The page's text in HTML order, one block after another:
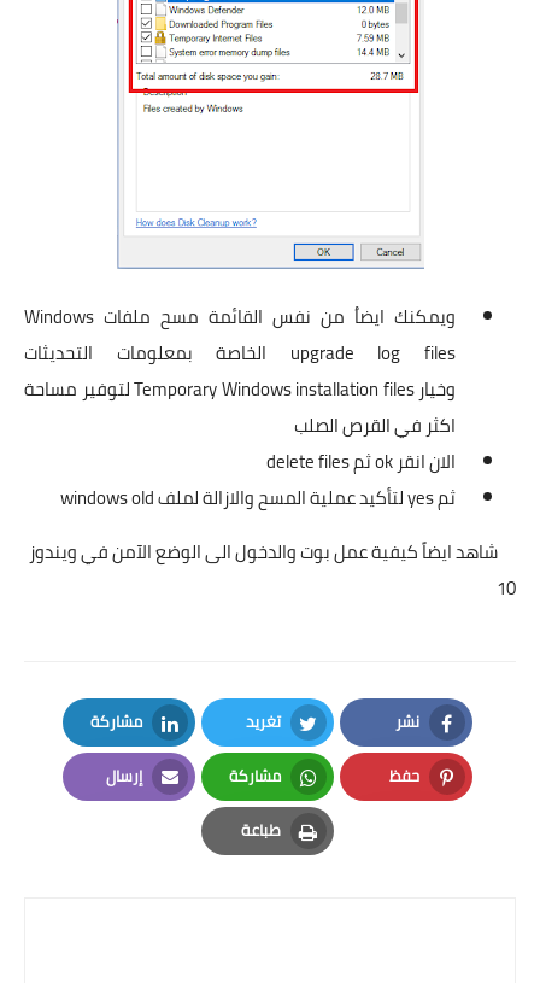
ويمكنك ايضاُ من نفس القائمة مسح ملفات Windows
upgrade log files الخاصة بمعلومات التحديثات
وخيار Temporary Windows installation files لتوفير مساحة
اكثر في القرص الصلب
الان انقر ok ثم delete files
ثم yes لتأكيد عملية المسح والازالة لملف windows old
شاهد ايضاًكيفية عمل بوت والدخول الى الوضع الآمن في ويندوز
10
نشر
Facebook
تغريد
Twitter
مشاركة
LinkedIn
حفظ
Pinterest
مشاركة
Whatsapp
إرسال
Email
طباعة
Print